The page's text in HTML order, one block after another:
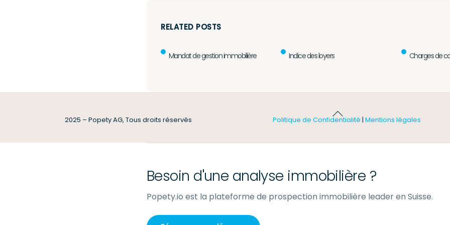
RELATED POSTS
Mandat de gestion immobilière Indice des loyers Charges de
Back
To
2025 – Popety AG, Tous droits réservés Politique de Confidentialité |Mentions légales
Besoin d'une analyse immobilière ?
Popety.io est la plateforme de prospection immobilière leader en Suisse.